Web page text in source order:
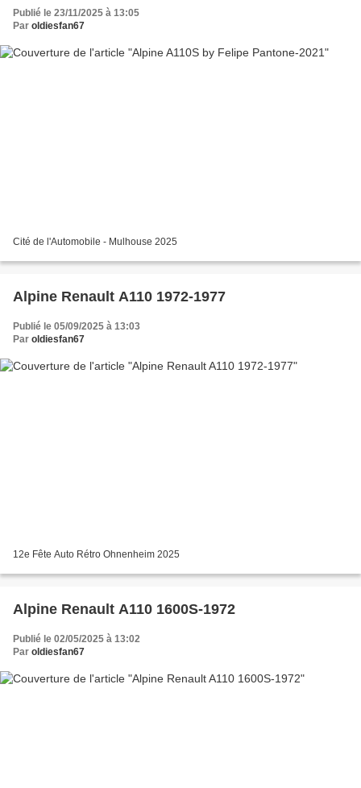
Publié le 23/11/2025 à 13:05
Par oldiesfan67
Cité de l'Automobile - Mulhouse 2025
Alpine Renault A110 1972-1977
Publié le 05/09/2025 à 13:03
Par oldiesfan67
12e Fête Auto Rétro Ohnenheim 2025
Alpine Renault A110 1600S-1972
Publié le 02/05/2025 à 13:02
Par oldiesfan67